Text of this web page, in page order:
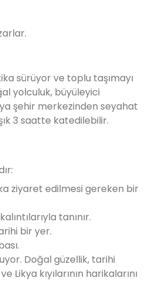
sürüyor ve toplu taşımayı
yolculuk, büyüleyici
şehir merkezinden seyahat
3 saatte katedilebilir.
ziyaret edilmesi gereken bir
tanınır.
bir yer.
Doğal güzellik, tarihi
kıyılarının harikalarını